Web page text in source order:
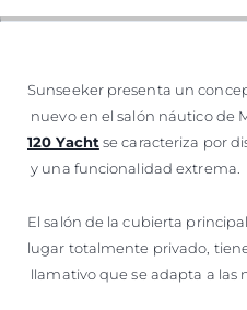
Sunseeker presenta un
nuevo en el salón náutico de
120 Yacht se caracteriza por
y una funcionalidad extrema.
El salón de la cubierta
lugar totalmente privado,
llamativo que se adapta a las